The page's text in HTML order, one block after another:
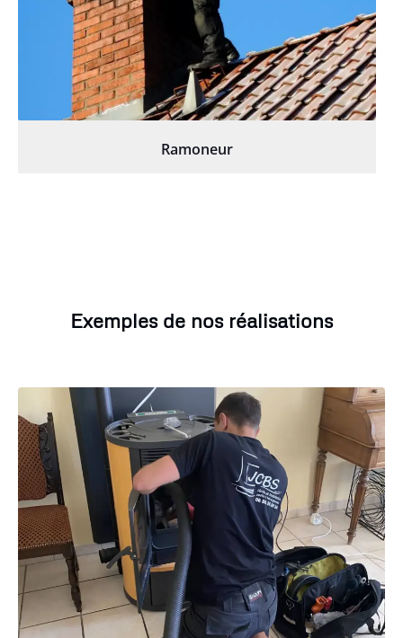
Ramoneur
Exemples de nos réalisations